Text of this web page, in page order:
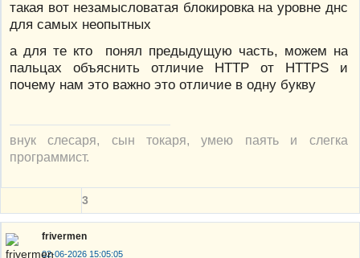
такая вот незамысловатая блокировка на уровне днс
для самых неопытных
а для те кто понял предыдущую часть, можем на
пальцах объяснить отличие HTTP от HTTPS и
почему нам это важно это отличие в одну букву
внук слесаря, сын токаря, умею паять и слегка
программист.
3
frivermen
02-06-2026 15:05:05